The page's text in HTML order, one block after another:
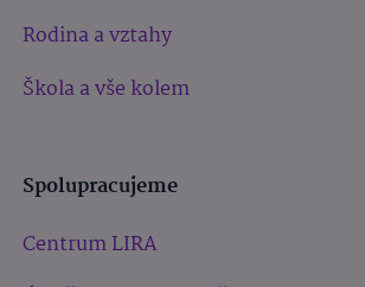
Rodina a vztahy
Škola a vše kolem
Spolupracujeme
Centrum LIRA